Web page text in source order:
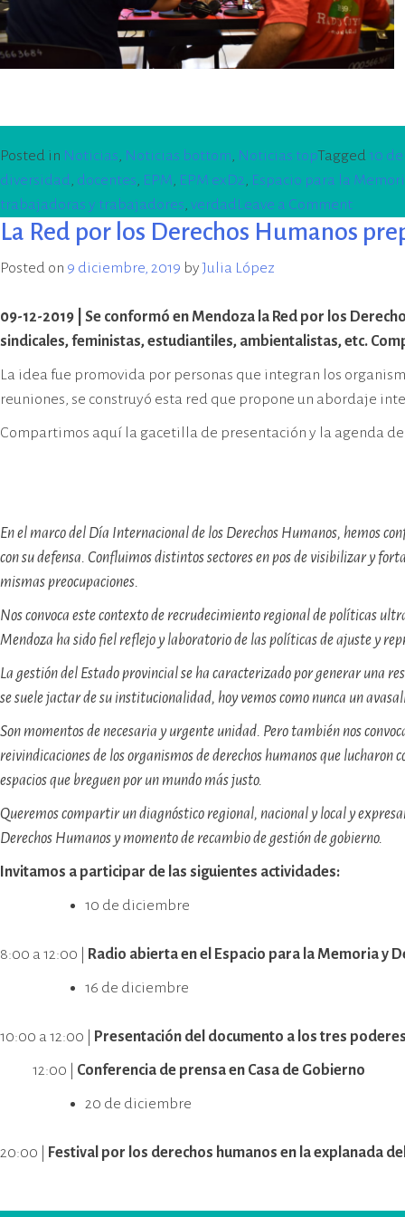
Posted in Noticias, Noticias bottom, Noticias topTagged 10
diversidad, docentes, EPM, EPM exD2, Espacio para la
trabajadoras y trabajadores, verdad Leave a Commenton
Radio
Día
de
los
La Red por los Derechos Humanos
Posted on 9 diciembre, 2019 byJulia López
09-12-2019 | Se conformó en Mendoza la Red por los
sindicales, feministas, estudiantiles, ambientalistas, etc.
La idea fue promovida por personas que integran los
reuniones, se construyó esta red que propone un abordaje
Compartimos aquí la gacetilla de presentación y la agenda
En el marco del Día Internacional de los Derechos Humanos, hemos
con su defensa. Confluimos distintos sectores en pos de visibilizar y
mismas preocupaciones.
Nos convoca este contexto de recrudecimiento regional de políticas
Mendoza ha sido fiel reflejo y laboratorio de las políticas de ajuste y
La gestión del Estado provincial se ha caracterizado por generar una
se suele jactar de su institucionalidad, hoy vemos como nunca un
Son momentos de necesaria y urgente unidad. Pero también nos
reivindicaciones de los organismos de derechos humanos que
espacios que breguen por un mundo más justo.
Queremos compartir un diagnóstico regional, nacional y local y
Derechos Humanos y momento de recambio de gestión de gobierno.
Invitamos a participar de las siguientes actividades:
10 de diciembre
8:00 a 12:00 | Radio abierta en el Espacio para la Memoria y
16 de diciembre
10:00 a 12:00 | Presentación del documento a los tres
12:00 | Conferencia de prensa en Casa de Gobierno
20 de diciembre
20:00 | Festival por los derechos humanos en la explanada